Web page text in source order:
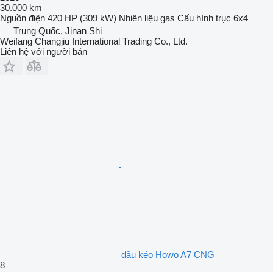
30.000 km
Nguồn điện 420 HP (309 kW) Nhiên liệu gas Cấu hình trục 6x4
Trung Quốc, Jinan Shi
Weifang Changjiu International Trading Co., Ltd.
Liên hệ với người bán
đầu kéo Howo A7 CNG
8